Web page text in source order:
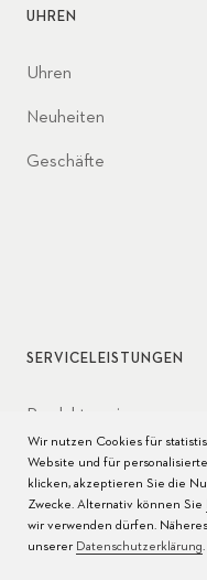
UHREN
Uhren
Neuheiten
Geschäfte
SERVICELEISTUNGEN
Produktservice
Pflege der Uhr
Bedienungsanleitungen
FAQ
Wir nutzen Cookies für
Website und für
klicken, akzeptieren Sie die
Zwecke. Alternativ können Sie
wir verwenden dürfen.
unserer Datenschutzerklärung.